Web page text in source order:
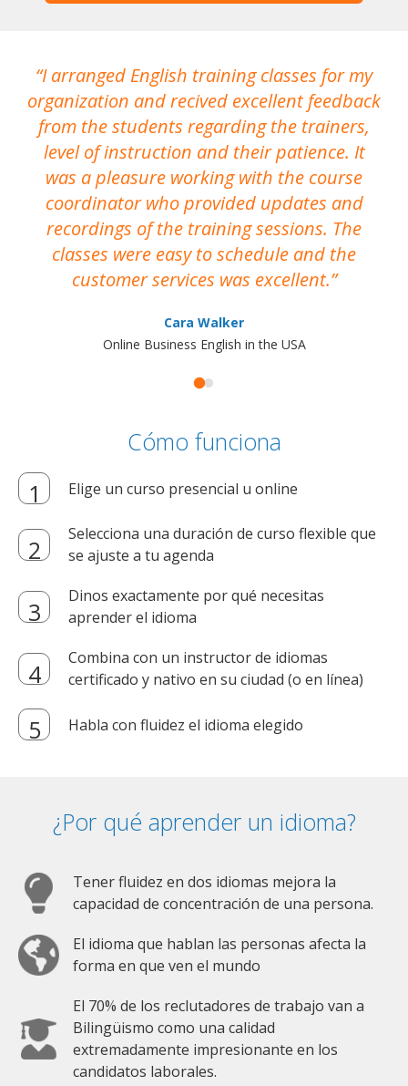
I arranged English training classes for my
organization and recived excellent feedback
from the students regarding the trainers,
level of instruction and their patience. It
was a pleasure working with the course
coordinator who provided updates and
recordings of the training sessions. The
classes were easy to schedule and the
customer services was excellent.
Cara Walker
Online Business English in the USA
Cómo funciona
Elige un curso presencial u online
Selecciona una duración de curso flexible que
se ajuste a tu agenda
Dinos exactamente por qué necesitas
aprender el idioma
Combina con un instructor de idiomas
certificado y nativo en su ciudad (o en línea)
Habla con fluidez el idioma elegido
¿Por qué aprender un idioma?
Tener fluidez en dos idiomas mejora la
capacidad de concentración de una persona.
El idioma que hablan las personas afecta la
forma en que ven el mundo
El 70% de los reclutadores de trabajo van a
Bilingüismo como una calidad
extremadamente impresionante en los
candidatos laborales.